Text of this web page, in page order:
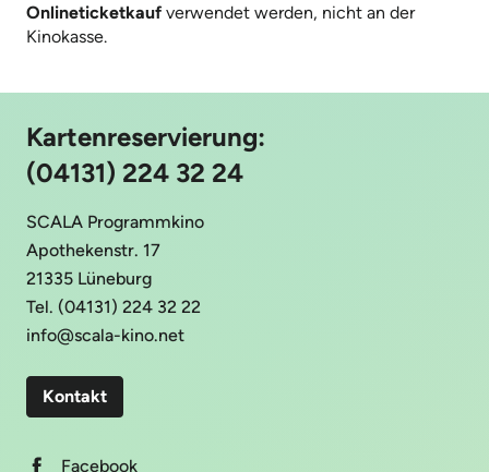
Onlineticketkauf verwendet werden, nicht an der
Kinokasse.
Kartenreservierung:
(04131) 224 32 24
SCALA Programmkino
Apothekenstr. 17
21335 Lüneburg
Tel. (04131) 224 32 22
info@scala-kino.net
Kontakt
Facebook